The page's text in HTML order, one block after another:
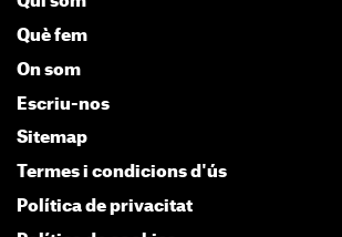
Què fem
On som
Escriu-nos
Sitemap
Termes i condicions d'ús
Política de privacitat